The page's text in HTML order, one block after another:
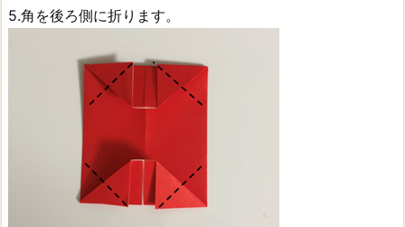
5.角を後ろ側に折ります。